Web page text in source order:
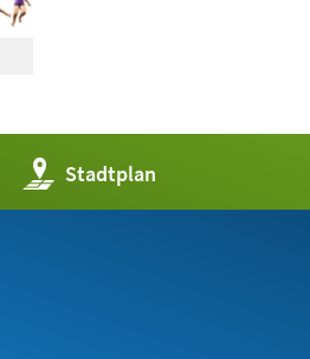
Stadtplan
(Öffnet
in
einem